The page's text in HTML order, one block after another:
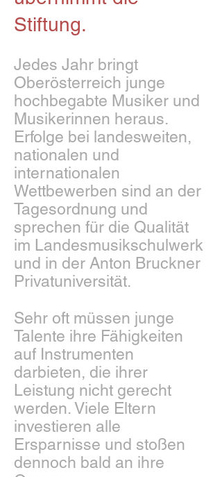
Stiftung.
Jedes Jahr bringt
Oberösterreich junge
hochbegabte Musiker und
Musikerinnen heraus.
Erfolge bei landesweiten,
nationalen und
internationalen
Wettbewerben sind an der
Tagesordnung und
sprechen für die Qualität
im Landesmusikschulwerk
und in der Anton Bruckner
Privatuniversität.
Sehr oft müssen junge
Talente ihre Fähigkeiten
auf Instrumenten
darbieten, die ihrer
Leistung nicht gerecht
werden. Viele Eltern
investieren alle
Ersparnisse und stoßen
dennoch bald an ihre